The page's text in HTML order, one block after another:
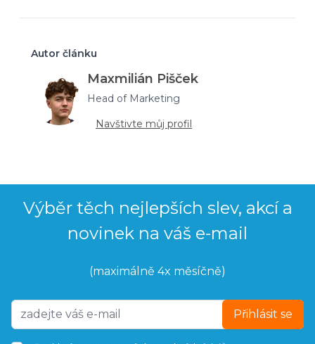
Autor článku
Maxmilián Pišček
Head of Marketing
Navštivte můj profil
Výběr těch nejlepších slev, akcí a
novinek na váš e-mail
(maximálně 4x měsíčně)
Přihlásit se